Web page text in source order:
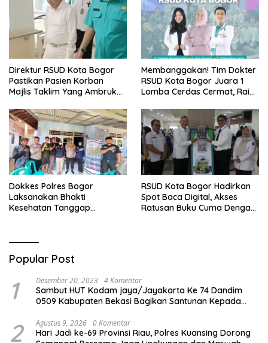
Direktur RSUD Kota Bogor
Pastikan Pasien Korban
Majlis Taklim Yang Ambruk
Perawatan Maksimal
Membanggakan! Tim Dokter
RSUD Kota Bogor Juara 1
Lomba Cerdas Cermat, Raih
Se-Bogor
Dokkes Polres Bogor
Laksanakan Bhakti
Kesehatan Tanggap
RSUD Kota Bogor Hadirkan
Spot Baca Digital, Akses
Ratusan Buku Cuma Dengan
Popular Post
1 Desember 20, 2023 4 Komentar
Sambut HUT Kodam jaya/Jayakarta Ke 74 Dandim
0509 Kabupaten Bekasi Bagikan Santunan Kepada
2 Agustus 9, 2026 0 Komentar
Hari Jadi ke-69 Provinsi Riau, Polres Kuansing Dorong